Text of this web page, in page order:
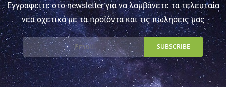
Εγγραφείτε στο newsletter για να λαμβάνετε τα τελευταία
νέα σχετικά με τα προϊόντα και τις πωλήσεις μας